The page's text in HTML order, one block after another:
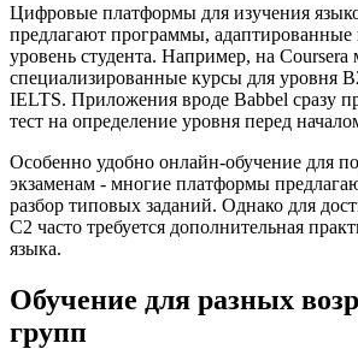
Цифровые платформы для изучения
предлагают программы,
уровень студента. Например, на
специализированные курсы для уровня
IELTS. Приложения вроде Babbel сразу
тест на определение уровня перед
Особенно удобно онлайн-обучение для
экзаменам - многие платформы
разбор типовых заданий. Однако для
C2 часто требуется дополнительная
языка.
Обучение для разных
групп